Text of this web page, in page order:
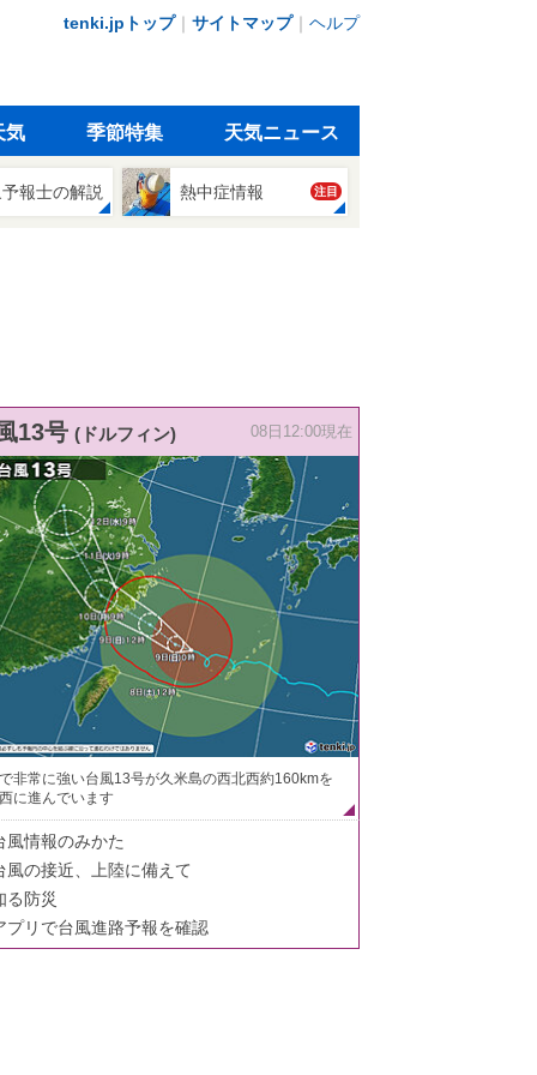
tenki.jpトップ｜ サイトマップ｜ ヘルプ
気 季節特集 天気ニュース
報士の解説 熱中症情報 注目
13号 (ドルフィン) 08日12:00現在
非常に強い台風13号が久米島の西北西約160kmを
に進んでいます
風情報のみかた
風の接近、上陸に備えて
る防災
プリで台風進路予報を確認